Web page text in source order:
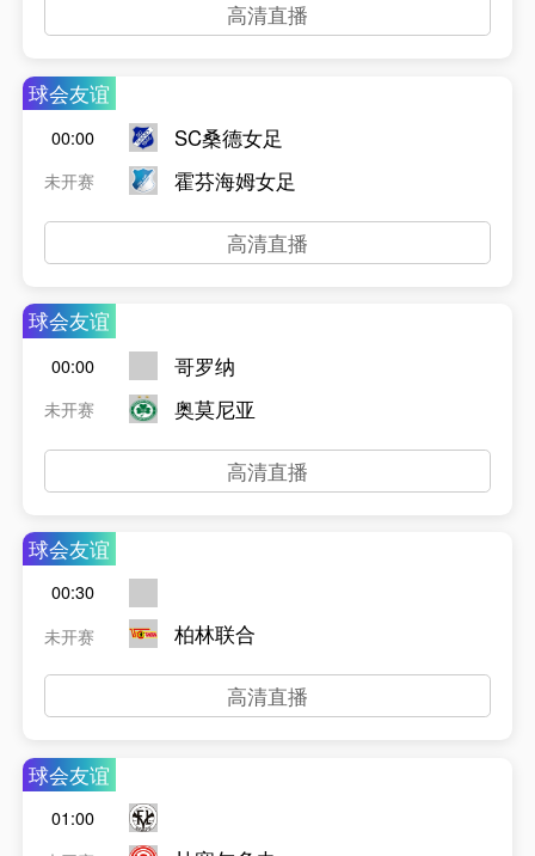
高清直播
球会友谊
00:00
未开赛
SC桑德女足
霍芬海姆女足
高清直播
球会友谊
00:00
未开赛
哥罗纳
奥莫尼亚
高清直播
球会友谊
00:30
未开赛
柏林联合
高清直播
球会友谊
01:00